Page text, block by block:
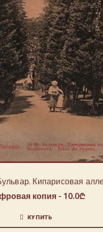
Кипарисовая
копия - 10.0₾
КУПИТЬ